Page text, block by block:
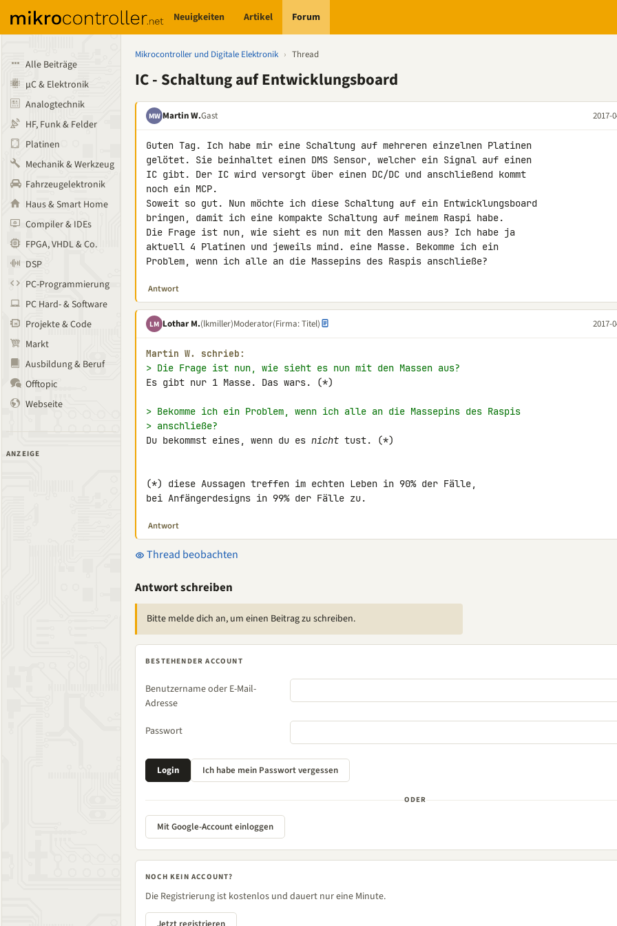
Neuigkeiten Artikel Forum
Alle Beiträge
µC & Elektronik
Analogtechnik
HF, Funk & Felder
Platinen
Mechanik & Werkzeug
Fahrzeugelektronik
Haus & Smart Home
Compiler & IDEs
FPGA, VHDL & Co.
DSP
PC-Programmierung
PC Hard- & Software
Projekte & Code
Markt
Ausbildung & Beruf
Offtopic
Webseite
ANZEIGE
Mikrocontroller und Digitale Elektronik › Thread
IC - Schaltung auf Entwicklungsboard
MW Martin W.Gast 2017-
Guten Tag. Ich habe mir eine Schaltung auf mehreren einzelnen Platinen
gelötet. Sie beinhaltet einen DMS Sensor, welcher ein Signal auf einen
IC gibt. Der IC wird versorgt über einen DC/DC und anschließend kommt
noch ein MCP.
Soweit so gut. Nun möchte ich diese Schaltung auf ein Entwicklungsboard
bringen, damit ich eine kompakte Schaltung auf meinem Raspi habe.
Die Frage ist nun, wie sieht es nun mit den Massen aus? Ich habe ja
aktuell 4 Platinen und jeweils mind. eine Masse. Bekomme ich ein
Problem, wenn ich alle an die Massepins des Raspis anschließe?
Antwort
LM Lothar M.(lkmiller)Moderator(Firma: Titel) 2017-
Martin W. schrieb:
> Die Frage ist nun, wie sieht es nun mit den Massen aus?
Es gibt nur 1 Masse. Das wars. (*)
> Bekomme ich ein Problem, wenn ich alle an die Massepins des Raspis
> anschließe?
Du bekommst eines, wenn du es nicht tust. (*)
(*) diese Aussagen treffen im echten Leben in 90% der Fälle,
bei Anfängerdesigns in 99% der Fälle zu.
Antwort
Thread beobachten
Antwort schreiben
Bitte melde dich an, um einen Beitrag zu schreiben.
BESTEHENDER ACCOUNT
Benutzername oder E-Mail-
Adresse
Passwort
ODER
Mit Google-Account einloggen
NOCH KEIN ACCOUNT?
Die Registrierung ist kostenlos und dauert nur eine Minute.